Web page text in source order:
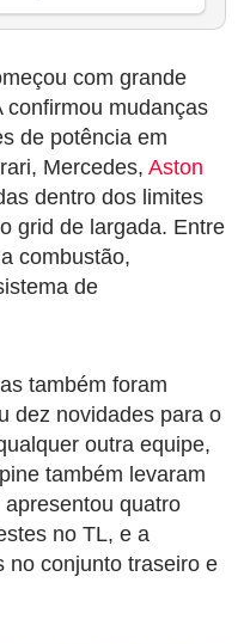
com grande
confirmou mudanças
de potência em
Mercedes, Aston
dentro dos limites
grid de largada. Entre
combustão,
de
também foram
dez novidades para o
outra equipe,
também levaram
quatro
no TL, e a
no conjunto traseiro e